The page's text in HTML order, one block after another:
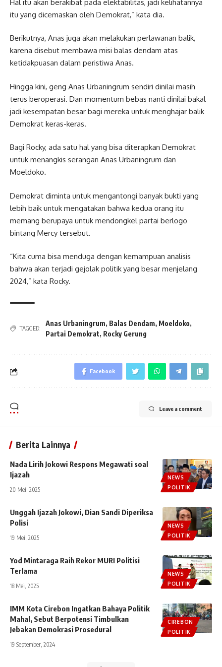
Hal itu akan berakibat pada elektabilitas, jadi kelihatannya
itu yang dicemaskan oleh Demokrat,” kata dia.
Berikutnya, Anas juga akan melakukan perlawanan balik,
karena disebut membawa misi balas dendam atas
ketidakpuasan dalam peristiwa Anas.
Hingga kini, geng Anas Urbaningrum sendiri dinilai masih
terus beroperasi. Dan momentum bebas nanti dinilai bakal
jadi kesempatan besar bagi mereka untuk menghajar balik
Demokrat keras-keras.
Bagi Rocky, ada satu hal yang bisa diterapkan Demokrat
untuk menangkis serangan Anas Urbaningrum dan
Moeldoko.
Demokrat diminta untuk mengantongi banyak bukti yang
lebih baik untuk mengatakan bahwa kedua orang itu
memang berupaya untuk mendongkel partai berlogo
bintang Mercy tersebut.
“Kita cuma bisa menduga dengan kemampuan analisis
bahwa akan terjadi gejolak politik yang besar menjelang
2024,” kata Rocky.
TAGGED:
Anas Urbaningrum, Balas Dendam, Moeldoko,
Partai Demokrat, Rocky Gerung
Facebook
Leave a comment
Berita Lainnya
NEWS
POLITIK
Nada Lirih Jokowi Respons Megawati soal
Ijazah
20 Mei, 2025
NEWS
POLITIK
Unggah Ijazah Jokowi, Dian Sandi Diperiksa
Polisi
19 Mei, 2025
NEWS
POLITIK
Yod Mintaraga Raih Rekor MURI Politisi
Terlama
18 Mei, 2025
CIREBON
POLITIK
IMM Kota Cirebon Ingatkan Bahaya Politik
Mahal, Sebut Berpotensi Timbulkan
Jebakan Demokrasi Prosedural
19 September, 2024